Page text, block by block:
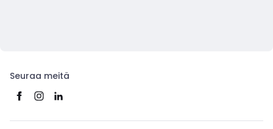
Seuraa meitä